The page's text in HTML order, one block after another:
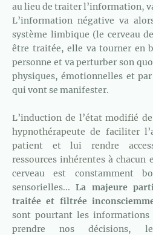
au lieu de traiter l’information,
L’information négative va
système limbique (le cerveau
être traitée, elle va tourner en
personne et va perturber son
physiques, émotionnelles et
qui vont se manifester.
L’induction de l’état modifié
hypnothérapeute de faciliter
patient et lui rendre
ressources inhérentes à chacun
cerveau est constamment
sensorielles...La majeure
traitée et filtrée
sont pourtant les
prendre nos décisions,